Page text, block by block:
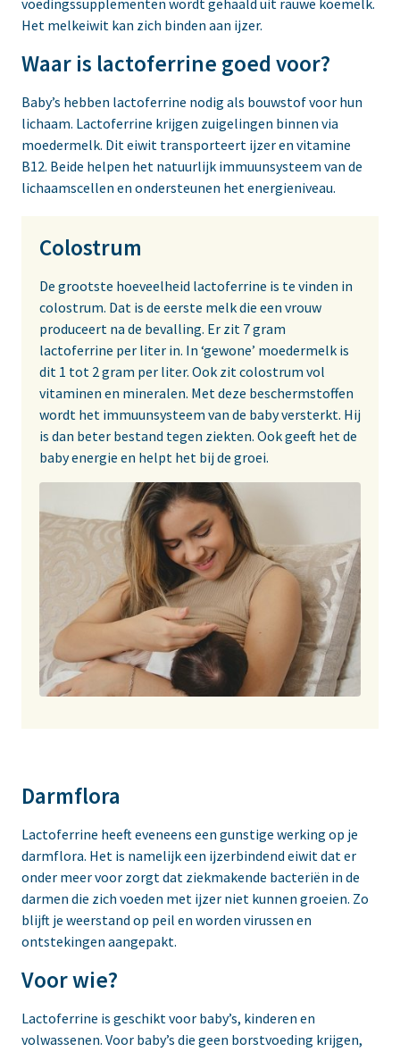
voedingssupplementen wordt gehaald uit rauwe koemelk.
Het melkeiwit kan zich binden aan ijzer.
Waar is lactoferrine goed voor?
Baby’s hebben lactoferrine nodig als bouwstof voor hun
lichaam. Lactoferrine krijgen zuigelingen binnen via
moedermelk. Dit eiwit transporteert ijzer en vitamine
B12. Beide helpen het natuurlijk immuunsysteem van de
lichaamscellen en ondersteunen het energieniveau.
Colostrum
De grootste hoeveelheid lactoferrine is te vinden in
colostrum. Dat is de eerste melk die een vrouw
produceert na de bevalling. Er zit 7 gram
lactoferrine per liter in. In ‘gewone’ moedermelk is
dit 1 tot 2 gram per liter. Ook zit colostrum vol
vitaminen en mineralen. Met deze beschermstoffen
wordt het immuunsysteem van de baby versterkt. Hij
is dan beter bestand tegen ziekten. Ook geeft het de
baby energie en helpt het bij de groei.
Darmflora
Lactoferrine heeft eveneens een gunstige werking op je
darmflora. Het is namelijk een ijzerbindend eiwit dat er
onder meer voor zorgt dat ziekmakende bacteriën in de
darmen die zich voeden met ijzer niet kunnen groeien. Zo
blijft je weerstand op peil en worden virussen en
ontstekingen aangepakt.
Voor wie?
Lactoferrine is geschikt voor baby’s, kinderen en
volwassenen. Voor baby’s die geen borstvoeding krijgen,